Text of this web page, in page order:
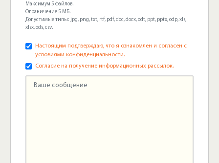
Максимум 5 файлов.
Ограничение 5 МБ.
Допустимые типы: jpg, png, txt, rtf, pdf, doc, docx, odt, ppt, pptx, odp, xls,
xlsx, ods, csv.
Настоящим подтверждаю, что я ознакомлен и согласен с
условиями конфиденциальности.
Согласие на получение информационных рассылок.